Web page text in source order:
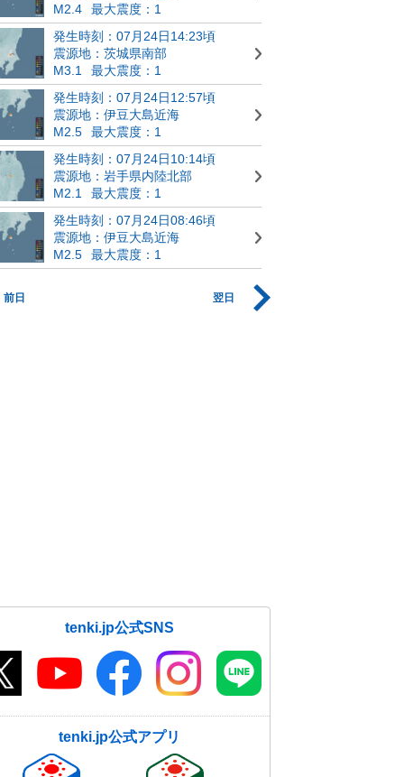
M2.4
最大震度：1
発生時刻：07月24日14:23頃
震源地：茨城県南部
M3.1
最大震度：1
発生時刻：07月24日12:57頃
震源地：伊豆大島近海
M2.5
最大震度：1
発生時刻：07月24日10:14頃
震源地：岩手県内陸北部
M2.1
最大震度：1
発生時刻：07月24日08:46頃
震源地：伊豆大島近海
M2.5
最大震度：1
前日 翌日
tenki.jp公式SNS
tenki.jp公式アプリ